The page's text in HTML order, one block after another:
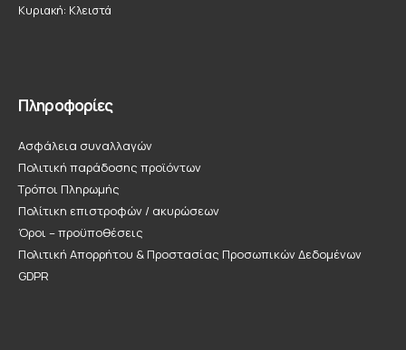
Κυριακή: Κλειστά
Πληροφορίες
Ασφάλεια συναλλαγών
Πολιτική παράδοσης προϊόντων
Τρόποι Πληρωμής
Πολίτικη επιστροφών / ακυρώσεων
Όροι – προϋποθέσεις
Πολιτική Απορρήτου & Προστασίας Προσωπικών Δεδομένων
GDPR